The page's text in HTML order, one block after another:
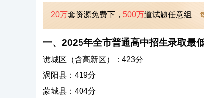
20万套资源免费下， 500万道试题任意组
一、2025年全市普通高中招生录取最
谯城区（含高新区）：423分
涡阳县：419分
蒙城县：404分